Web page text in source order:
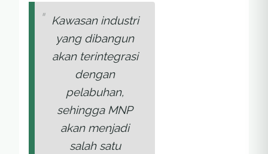
Kawasan industri
yang dibangun
akan terintegrasi
dengan
pelabuhan,
sehingga MNP
akan menjadi
salah satu